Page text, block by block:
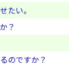
たい。
？
のですか？